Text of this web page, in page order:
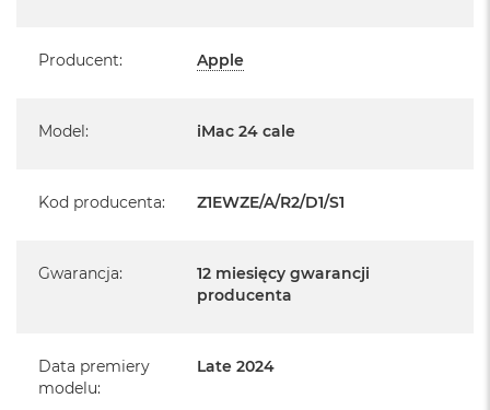
iMac jest nowy
Istnieje możliwość przedłużenia gwarancji producenta.
Szczegółowe informacje na ten temat uzyskają Państwo
Posiada fabryczne opakowanie
Producent: Apple
Model: iMac 24 cale
Kod producenta: Z1EWZE/A/R2/D1/S1
Gwarancja:
12 miesięcy gwarancji
producenta
Data premiery
modelu:
Late 2024